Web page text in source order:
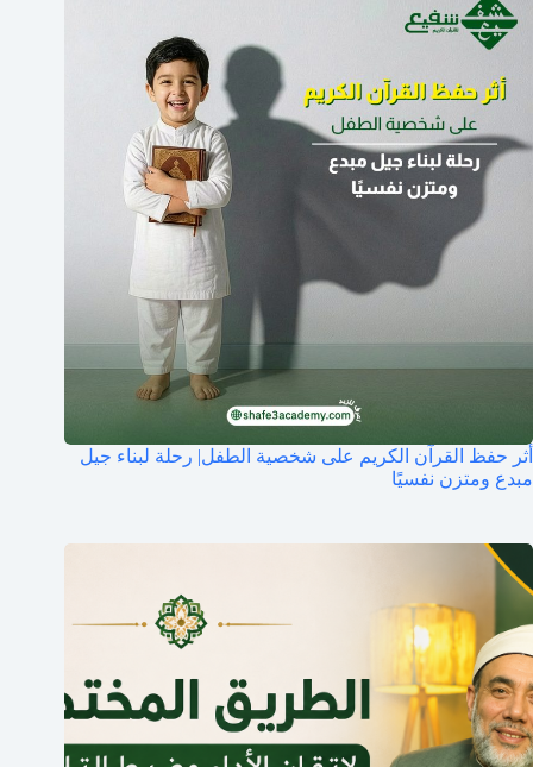
أثر حفظ القرآن الكريم على شخصية الطفل| رحلة لبناء جيل
مبدع ومتزن نفسيًا